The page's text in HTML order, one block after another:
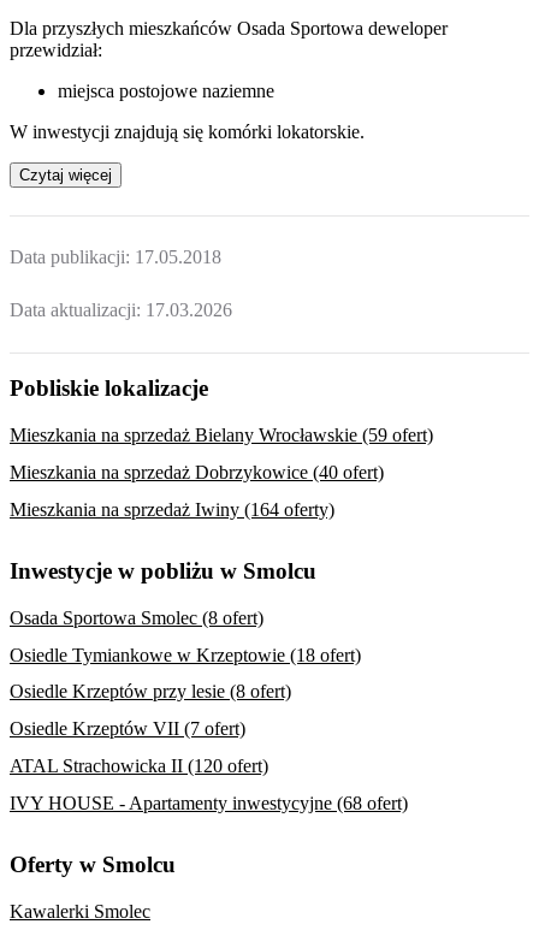
Dla przyszłych mieszkańców Osada Sportowa deweloper
przewidział:
miejsca postojowe naziemne
W inwestycji znajdują się komórki lokatorskie.
Czytaj więcej
Data publikacji: 17.05.2018
Data aktualizacji: 17.03.2026
Pobliskie lokalizacje
Mieszkania na sprzedaż Bielany Wrocławskie (59 ofert)
Mieszkania na sprzedaż Dobrzykowice (40 ofert)
Mieszkania na sprzedaż Iwiny (164 oferty)
Inwestycje w pobliżu w Smolcu
Osada Sportowa Smolec (8 ofert)
Osiedle Tymiankowe w Krzeptowie (18 ofert)
Osiedle Krzeptów przy lesie (8 ofert)
Osiedle Krzeptów VII (7 ofert)
ATAL Strachowicka II (120 ofert)
IVY HOUSE - Apartamenty inwestycyjne (68 ofert)
Oferty w Smolcu
Kawalerki Smolec